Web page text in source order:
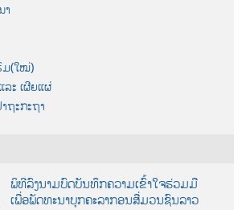
າ
ມ(ໃໝ່)
ລະ ເຜີຍແຜ່
ຖະກະຖາ
ພິທີລົງນາມບົດບັນທຶກຄວາມເຂົ້າໃຈຮ່ວມມື
ເພື່ອພັດທະນາບຸກຄະລາກອນສື່ມວນຊົນລາວ